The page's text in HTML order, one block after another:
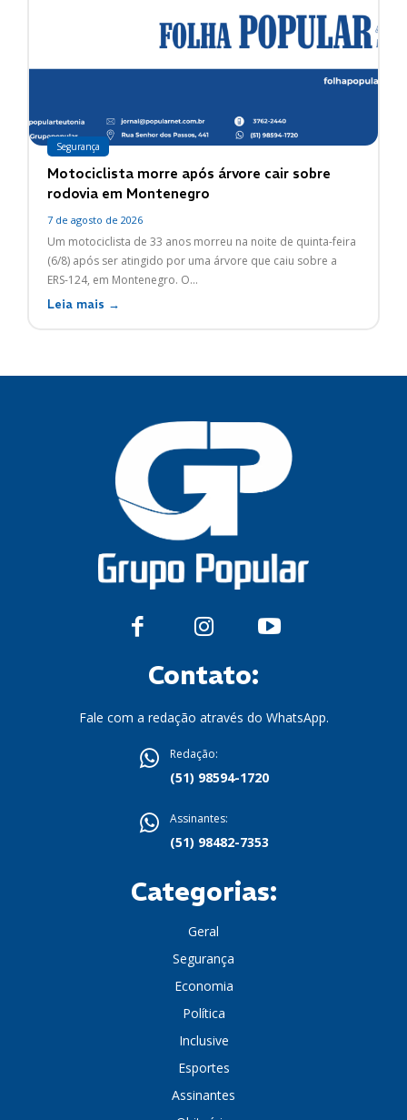
Segurança
Motociclista morre após árvore cair sobre
rodovia em Montenegro
7 de agosto de 2026
Um motociclista de 33 anos morreu na noite de quinta-feira
(6/8) após ser atingido por uma árvore que caiu sobre a
ERS-124, em Montenegro. O...
Leia mais →
Contato:
Fale com a redação através do WhatsApp.
Redação:
(51) 98594-1720
Assinantes:
(51) 98482-7353
Categorias:
Geral
Segurança
Economia
Política
Inclusive
Esportes
Assinantes